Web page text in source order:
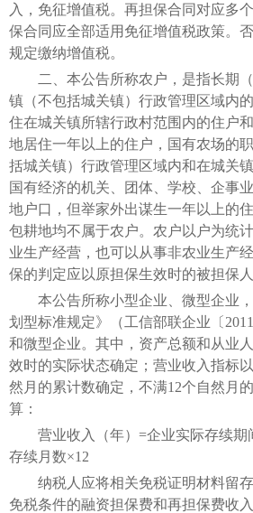
入，免征增值税。再担保合同对应多
保合同应全部适用免征增值税政策。
规定缴纳增值税。
二、本公告所称农户，是指长期（
镇（不包括城关镇）行政管理区域内
住在城关镇所辖行政村范围内的住户
地居住一年以上的住户，国有农场的
括城关镇）行政管理区域内和在城关
国有经济的机关、团体、学校、企事
地户口，但举家外出谋生一年以上的
包耕地均不属于农户。农户以户为统
业生产经营，也可以从事非农业生产
保的判定应以原担保生效时的被担保
本公告所称小型企业、微型企业，
划型标准规定》（工信部联企业〔
和微型企业。其中，资产总额和从业
效时的实际状态确定；营业收入指标
然月的累计数确定，不满12个自然月
算：
营业收入（年）=企业实际存续期
存续月数×12
纳税人应将相关免税证明材料留存
免税条件的融资担保费和再担保费收